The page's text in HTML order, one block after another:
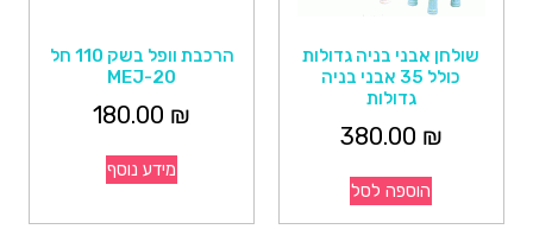
שולחן אבני בניה גדולות
כולל 35 אבני בניה
גדולות
380.00 ₪
הוספה לסל
הרכבת וופל בשק 110 חל
MEJ-20
180.00 ₪
מידע נוסף